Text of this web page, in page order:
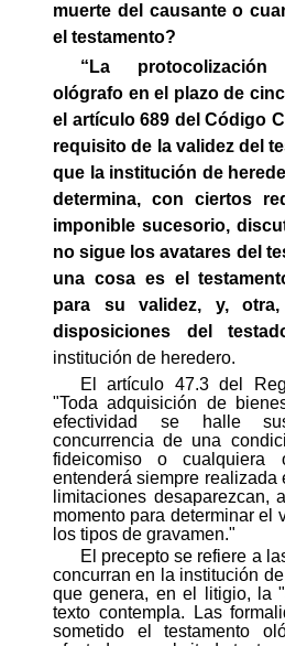
muerte del causante o
el testamento?
“ La
ológrafo en el plazo de
el artículo 689 del Código
requisito de la validez del
que la institución de
determina, con ciertos
imponible sucesorio,
no sigue los avatares del
una cosa es el
para su validez, y, otra,
disposiciones del
institución de heredero.
El artículo 47.3 del
"Toda adquisición de
efectividad se halle
concurrencia de una
fideicomiso o cualquiera
entenderá siempre realizada
limitaciones desaparezcan,
momento para determinar el
los tipos de gravamen."
El precepto se refiere a
concurran en la institución
que genera, en el litigio, la
texto contempla. Las
sometido el testamento